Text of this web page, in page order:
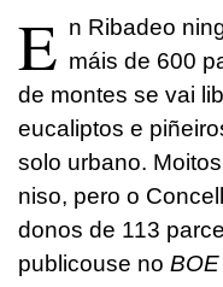
E n Ribadeo
máis de 600
de montes se vai
eucaliptos e
solo urbano.
niso, pero o
donos de 113
publicouse no BOE